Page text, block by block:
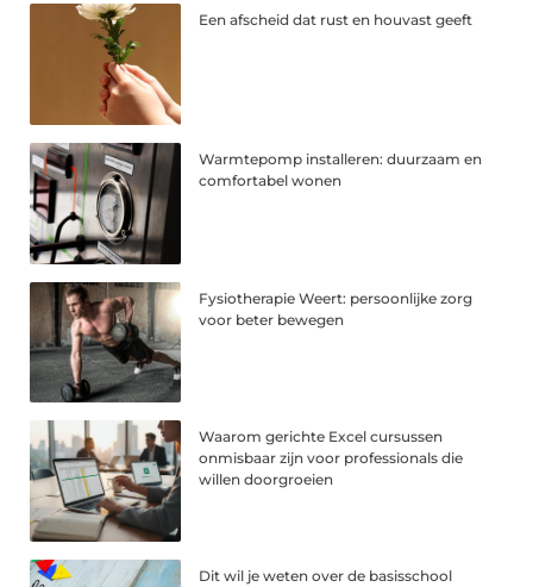
Een afscheid dat rust en houvast geeft
Warmtepomp installeren: duurzaam en
comfortabel wonen
Fysiotherapie Weert: persoonlijke zorg
voor beter bewegen
Waarom gerichte Excel cursussen
onmisbaar zijn voor professionals die
willen doorgroeien
Dit wil je weten over de basisschool